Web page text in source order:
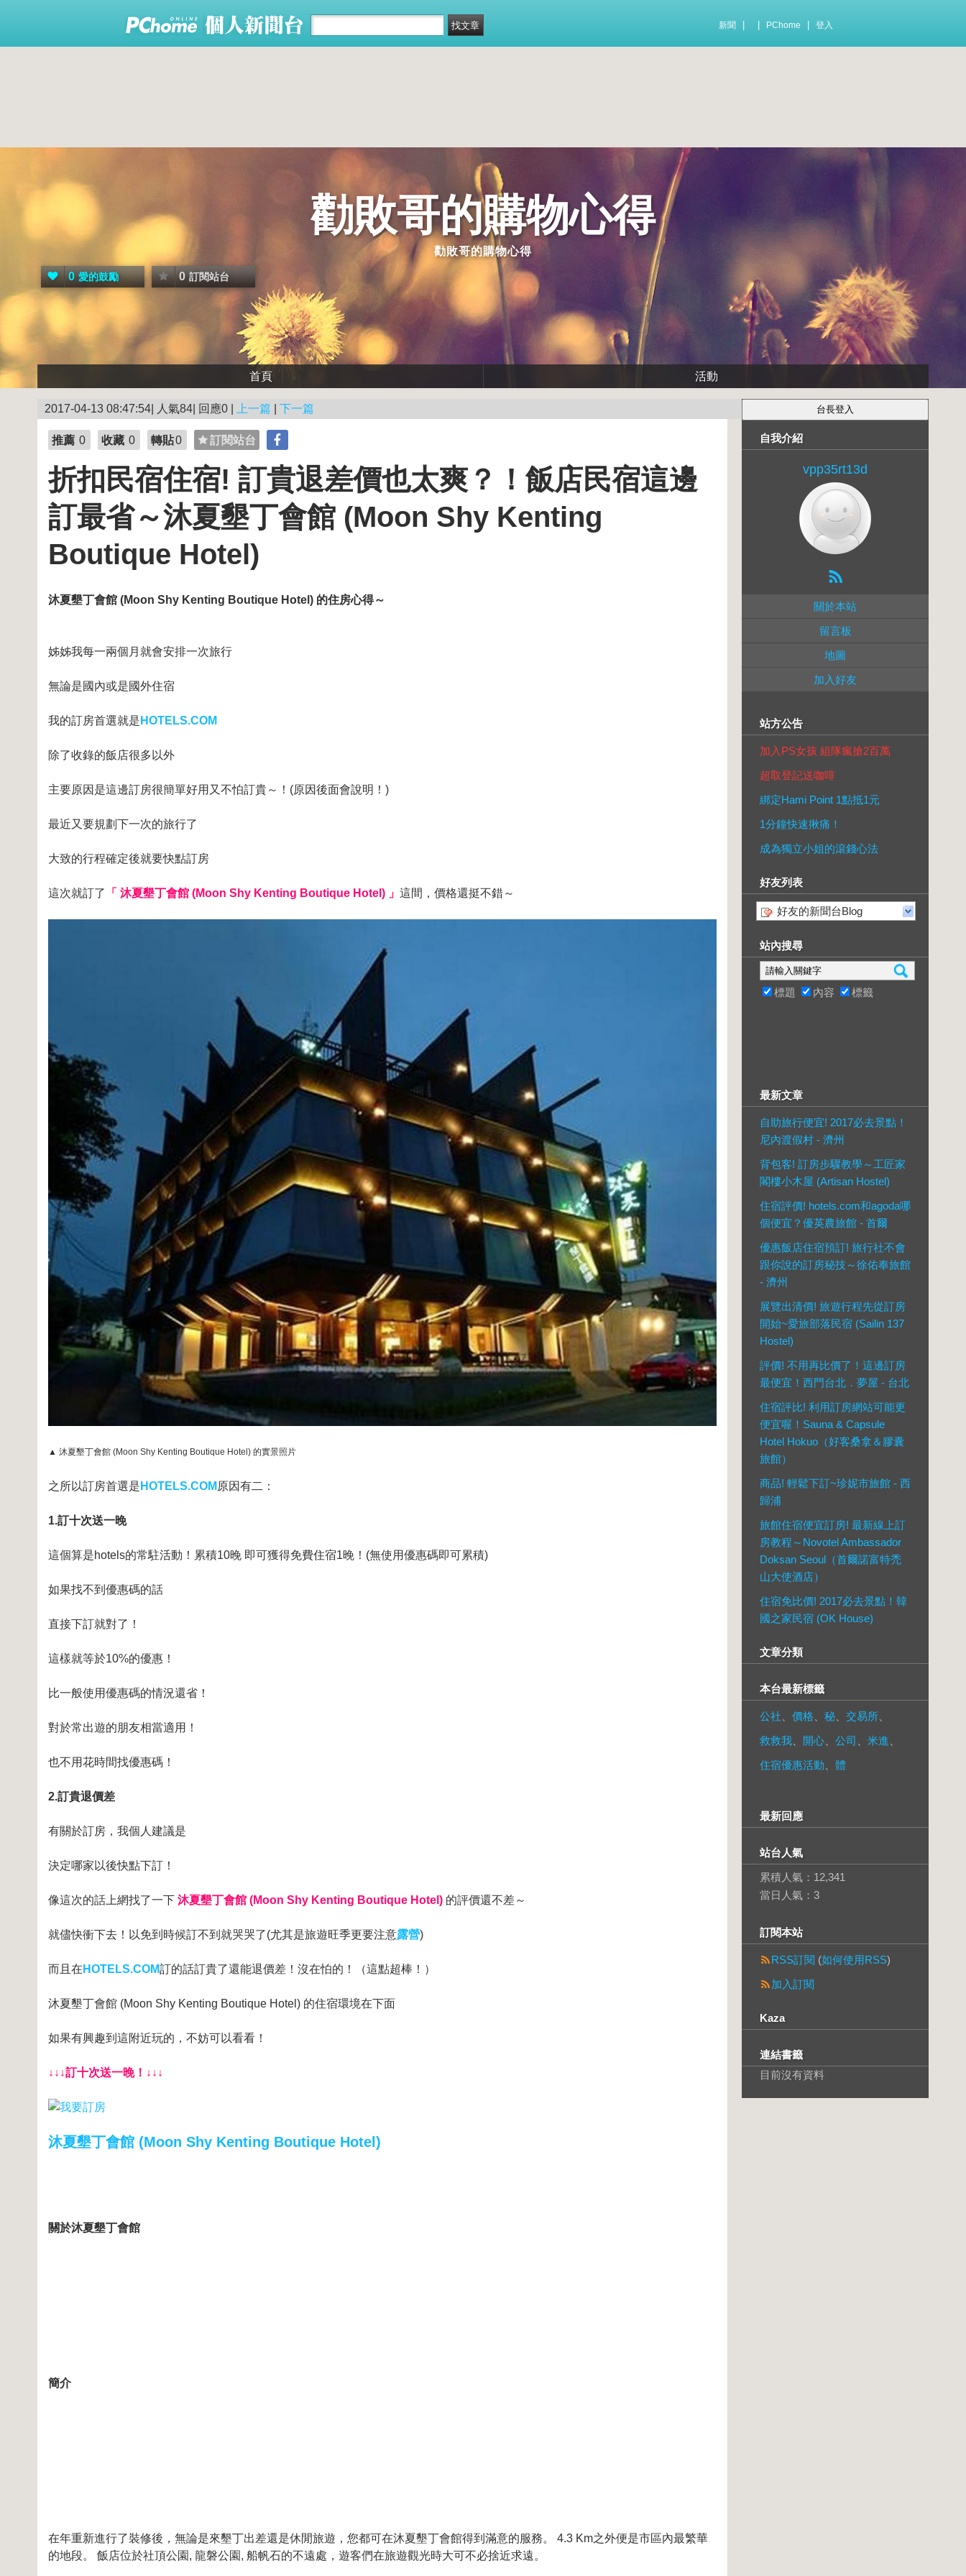
新聞 PChome 登入
勸敗哥的購物心得
勸敗哥的購物心得
0 愛的鼓勵 0 訂閱站台
首頁 活動
2017-04-13 08:47:54| 人氣84| 回應0 | 上一篇 下一篇
推薦 0 收藏 0 轉貼0 訂閱站台
折扣民宿住宿! 訂貴退差價也太爽？！飯店民宿這邊
訂最省～沐夏墾丁會館 (Moon Shy Kenting
Boutique Hotel)
沐夏墾丁會館 (Moon Shy Kenting Boutique Hotel) 的住房心得～
姊姊我每一兩個月就會安排一次旅行
無論是國內或是國外住宿
我的訂房首選就是 HOTELS.COM
除了收錄的飯店很多以外
主要原因是這邊訂房很簡單好用又不怕訂貴～！(原因後面會說明！)
最近又要規劃下一次的旅行了
大致的行程確定後就要快點訂房
這次就訂了 「 沐夏墾丁會館 (Moon Shy Kenting Boutique Hotel) 」 這間，價格還挺不錯～
▲ 沐夏墾丁會館 (Moon Shy Kenting Boutique Hotel) 的實景照片
之所以訂房首選是 HOTELS.COM 原因有二：
1.訂十次送一晚
這個算是hotels的常駐活動！累積10晚 即可獲得免費住宿1晚！(無使用優惠碼即可累積)
如果找不到優惠碼的話
直接下訂就對了！
這樣就等於10%的優惠！
比一般使用優惠碼的情況還省！
對於常出遊的朋友相當適用！
也不用花時間找優惠碼！
2.訂貴退價差
有關於訂房，我個人建議是
決定哪家以後快點下訂！
像這次的話上網找了一下 沐夏墾丁會館 (Moon Shy Kenting Boutique Hotel) 的評價還不差～
就儘快衝下去！以免到時候訂不到就哭哭了(尤其是旅遊旺季更要注意露營)
而且在 HOTELS.COM訂的話訂貴了還能退價差！沒在怕的！（這點超棒！）
沐夏墾丁會館 (Moon Shy Kenting Boutique Hotel) 的住宿環境在下面
如果有興趣到這附近玩的，不妨可以看看！
↓↓↓訂十次送一晚！↓↓↓
沐夏墾丁會館 (Moon Shy Kenting Boutique Hotel)
關於沐夏墾丁會館
簡介
在年重新進行了裝修後，無論是來墾丁出差還是休閒旅遊，您都可在沐夏墾丁會館得到滿意的服務。 4.3 Km之外便是市區內最繁華
的地段。 飯店位於社頂公園, 龍磐公園, 船帆石的不遠處，遊客們在旅遊觀光時大可不必捨近求遠。
自我介紹
vpp35rt13d
關於本站
留言板
地圖
加入好友
站方公告
加入PS女孩 組隊瘋搶2百萬
超取登記送咖啡
綁定Hami Point 1點抵1元
1分鐘快速揪痛！
成為獨立小姐的滾錢心法
好友列表
好友的新聞台Blog
站內搜尋
標題 內容 標籤
最新文章
自助旅行便宜! 2017必去景點！
尼內渡假村 - 濟州
背包客! 訂房步驟教學～工匠家
閣樓小木屋 (Artisan Hostel)
住宿評價! hotels.com和agoda哪
個便宜？優英農旅館 - 首爾
優惠飯店住宿預訂! 旅行社不會
跟你說的訂房秘技～徐佑奉旅館
- 濟州
展覽出清價! 旅遊行程先從訂房
開始~愛旅部落民宿 (Sailin 137
Hostel)
評價! 不用再比價了！這邊訂房
最便宜！西門台北．夢屋 - 台北
住宿評比! 利用訂房網站可能更
便宜喔！Sauna & Capsule
Hotel Hokuo（好客桑拿＆膠囊
旅館）
商品! 輕鬆下訂~珍妮市旅館 - 西
歸浦
旅館住宿便宜訂房! 最新線上訂
房教程～Novotel Ambassador
Doksan Seoul（首爾諾富特禿
山大使酒店）
住宿免比價! 2017必去景點！韓
國之家民宿 (OK House)
文章分類
本台最新標籤
公社 價格 秘 交易所
救救我
開心 公司 米進
住宿優惠活動
體
最新回應
站台人氣
累積人氣： 12,341
當日人氣： 3
訂閱本站
RSS訂閱 (如何使用RSS)
加入訂閱
Kaza
連結書籤
目前沒有資料